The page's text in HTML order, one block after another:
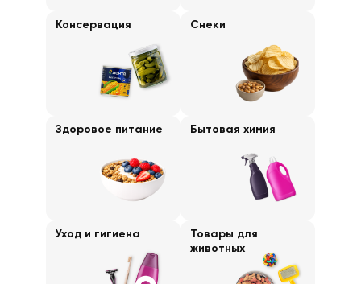
Консервация Снеки
Здоровое питание Бытовая химия
Уход и гигиена
Товары для
животных